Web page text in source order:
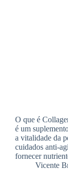
O que é
é um
a vitalidade da
cuidados anti-
fornecer
Vicente